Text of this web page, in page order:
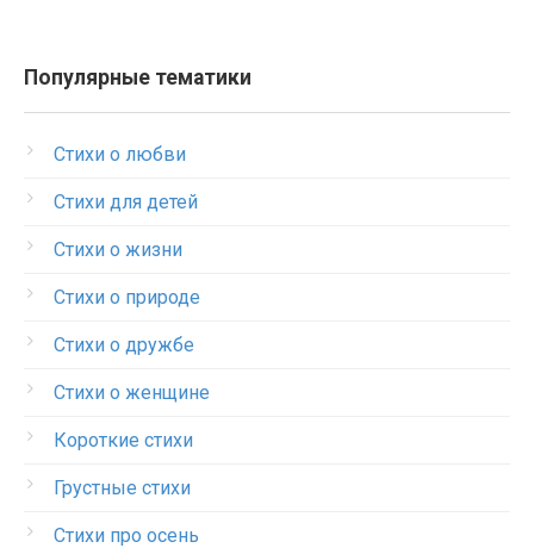
Популярные тематики
Стихи о любви
Стихи для детей
Стихи о жизни
Стихи о природе
Стихи о дружбе
Стихи о женщине
Короткие стихи
Грустные стихи
Стихи про осень